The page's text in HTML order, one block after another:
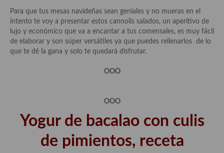
Para que tus mesas navideñas sean geniales y no mueras en el
intento te voy a presentar estos cannolis salados, un aperitivo de
lujo y económico que va a encantar a tus comensales, es muy fácil
de elaborar y son súper versátiles ya que puedes rellenarlos de lo
que te dé la gana y solo te quedará disfrutar.
OOO
OOO
Yogur de bacalao con culis
de pimientos, receta